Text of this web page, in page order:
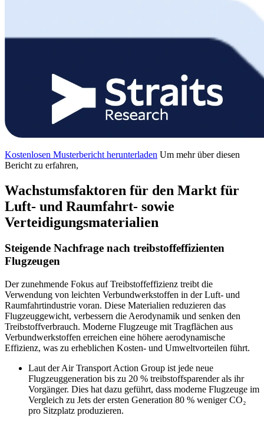
Kostenlosen Musterbericht herunterladen Um mehr über diesen
Bericht zu erfahren,
Wachstumsfaktoren für den Markt für
Luft- und Raumfahrt- sowie
Verteidigungsmaterialien
Steigende Nachfrage nach treibstoffeffizienten
Flugzeugen
Der zunehmende Fokus auf Treibstoffeffizienz treibt die
Verwendung von leichten Verbundwerkstoffen in der Luft- und
Raumfahrtindustrie voran. Diese Materialien reduzieren das
Flugzeuggewicht, verbessern die Aerodynamik und senken den
Treibstoffverbrauch. Moderne Flugzeuge mit Tragflächen aus
Verbundwerkstoffen erreichen eine höhere aerodynamische
Effizienz, was zu erheblichen Kosten- und Umweltvorteilen führt.
Laut der Air Transport Action Group ist jede neue
Flugzeuggeneration bis zu 20 % treibstoffsparender als ihr
Vorgänger. Dies hat dazu geführt, dass moderne Flugzeuge im
Vergleich zu Jets der ersten Generation 80 % weniger CO₂
pro Sitzplatz produzieren.